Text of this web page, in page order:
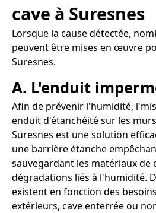
cave à Suresnes
Lorsque la cause détectée,
peuvent être mises en œuvre
Suresnes.
A. L'enduit
Afin de prévenir l'humidité,
enduit d'étanchéité sur les
Suresnes est une solution
une barrière étanche
sauvegardant les matériaux de
dégradations liés à l'humidité.
existent en fonction des
extérieurs, cave enterrée ou